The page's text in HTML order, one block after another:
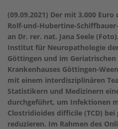
(09.09.2021) Der mit 3.000
Rolf-und-Hubertine-
an Dr. rer. nat. Jana Seele
Institut für Neuropathologie
Göttingen und im
Krankenhauses Göttingen-
mit einem interdisziplinären
Statistikern und Medizinern
durchgeführt, um Infektionen
Clostridioides difficile (TCD)
reduzieren. Im Rahmen des